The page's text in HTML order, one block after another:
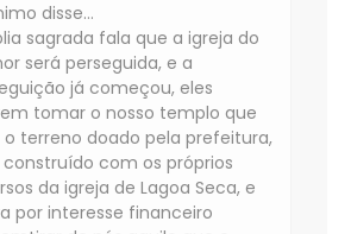
disse…
sagrada fala que a igreja do
será perseguida, e a
já começou, eles
tomar o nosso templo que
terreno doado pela prefeitura,
com os próprios
da igreja de Lagoa Seca, e
por interesse financeiro